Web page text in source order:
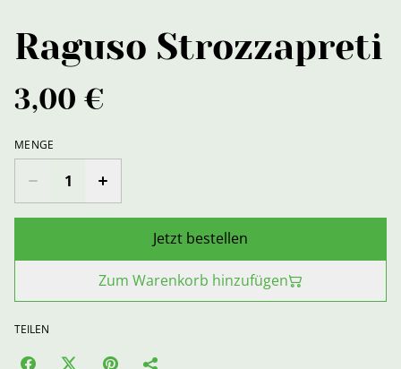
Raguso Strozzapreti
3,00 €
MENGE
Jetzt bestellen
Zum Warenkorb hinzufügen
TEILEN